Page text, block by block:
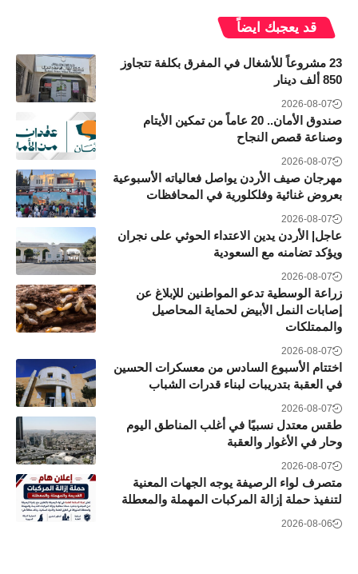
قد يعجبك ايضاً
23 مشروعاً للأشغال في المفرق بكلفة تتجاوز
850 ألف دينار
2026-08-07
صندوق الأمان.. 20 عاماً من تمكين الأيتام
وصناعة قصص النجاح
2026-08-07
مهرجان صيف الأردن يواصل فعالياته الأسبوعية
بعروض غنائية وفلكلورية في المحافظات
2026-08-07
عاجل| الأردن يدين الاعتداء الحوثي على نجران
ويؤكد تضامنه مع السعودية
2026-08-07
زراعة الوسطية تدعو المواطنين للإبلاغ عن
إصابات النمل الأبيض لحماية المحاصيل
والممتلكات
2026-08-07
اختتام الأسبوع السادس من معسكرات الحسين
في العقبة بتدريبات لبناء قدرات الشباب
2026-08-07
طقس معتدل نسبيًا في أغلب المناطق اليوم
وحار في الأغوار والعقبة
2026-08-07
متصرف لواء الرصيفة يوجه الجهات المعنية
لتنفيذ حملة إزالة المركبات المهملة والمعطلة
2026-08-06